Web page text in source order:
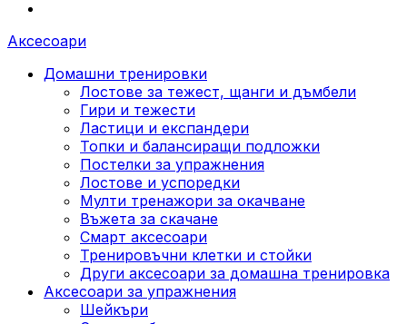
Аксесоари
Домашни тренировки
Лостове за тежест, щанги и дъмбели
Гири и тежести
Ластици и експандери
Топки и балансиращи подложки
Постелки за упражнения
Лостове и успоредки
Мулти тренажори за окачване
Въжета за скачане
Смарт аксесоари
Тренировъчни клетки и стойки
Други аксесоари за домашна тренировка
Аксесоари за упражнения
Шейкъри